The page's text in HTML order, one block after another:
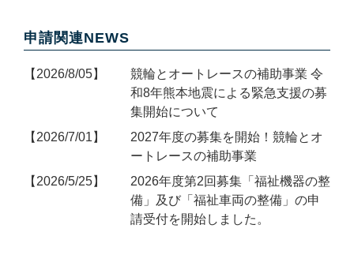
申請関連NEWS
2026/8/05
競輪とオートレースの補助事業 令
和8年熊本地震による緊急支援の募
集開始について
2026/7/01
2027年度の募集を開始！競輪とオ
ートレースの補助事業
2026/5/25
2026年度第2回募集「福祉機器の整
備」及び「福祉車両の整備」の申
請受付を開始しました。